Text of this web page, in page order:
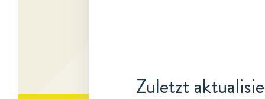
Zuletzt